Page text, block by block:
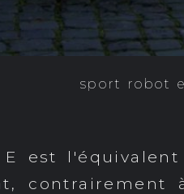
robot
sport
est